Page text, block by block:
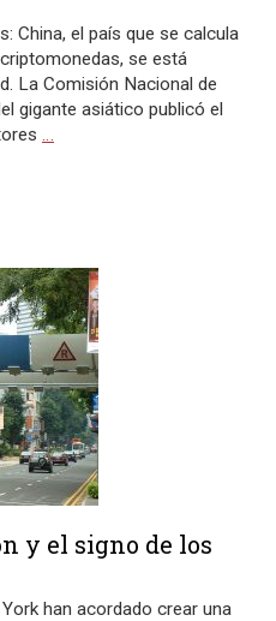
China, el país que se calcula
se está
La Comisión Nacional de
gigante asiático publicó el
…
y el signo de los
han acordado crear una